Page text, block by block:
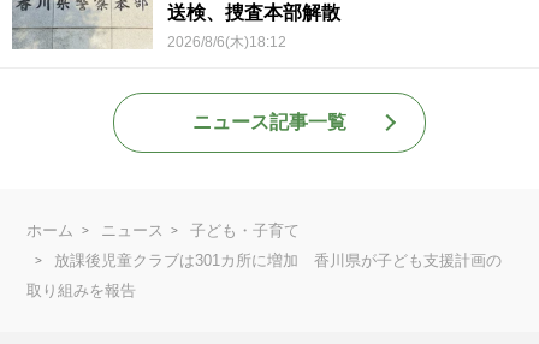
送検、捜査本部解散
2026/8/6(木)18:12
ニュース記事一覧
ホーム ニュース
子ども・子育て
放課後児童クラブは301カ所に増加 香川県が子ども支援計画の
取り組みを報告